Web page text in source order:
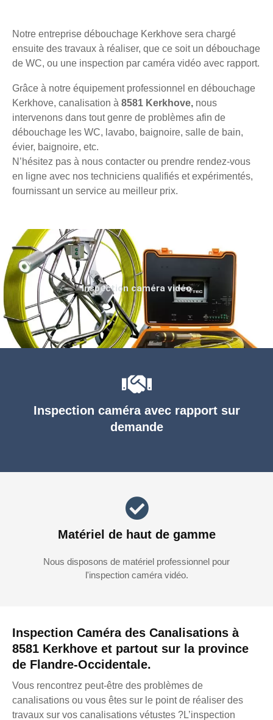
Notre entreprise débouchage Kerkhove sera chargé
ensuite des travaux à réaliser, que ce soit un débouchage
de WC, ou une inspection par caméra vidéo avec rapport.
Grâce à notre équipement professionnel en débouchage
Kerkhove, canalisation à 8581 Kerkhove, nous
intervenons dans tout genre de problèmes afin de
débouchage les WC, lavabo, baignoire, salle de bain,
évier, baignoire, etc.
N’hésitez pas à nous contacter ou prendre rendez-vous
en ligne avec nos techniciens qualifiés et expérimentés,
fournissant un service au meilleur prix.
Inspection Caméra des Canalisations à
8581 Kerkhove et partout sur la province
de Flandre-Occidentale.
Vous rencontrez peut-être des problèmes de
canalisations ou vous êtes sur le point de réaliser des
travaux sur vos canalisations vétustes ?L’inspection
Inspection caméra avec rapport sur
demande
Matériel de haut de gamme
Nous disposons de matériel professionnel pour
l'inspection caméra vidéo.
Inspection caméra vidéo